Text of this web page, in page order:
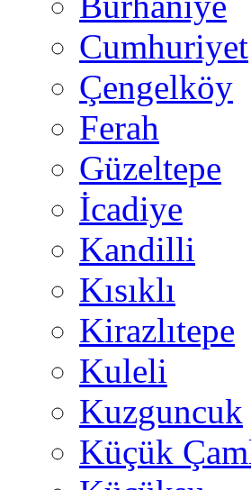
Cumhuriyet
Çengelköy
Ferah
Güzeltepe
İcadiye
Kandilli
Kısıklı
Kirazlıtepe
Kuleli
Kuzguncuk
Küçük